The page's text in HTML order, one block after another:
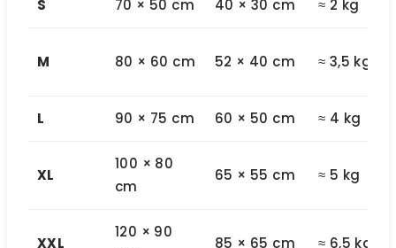
S 70 × 50 cm 40 × 30 cm ≈ 2 kg
M 80 × 60 cm 52 × 40 cm ≈ 3,5 kg
L 90 × 75 cm 60 × 50 cm ≈ 4 kg
XL
100 × 80
cm
65 × 55 cm ≈ 5 kg
XXL
120 × 90
85 × 65 cm ≈ 6,5 kg